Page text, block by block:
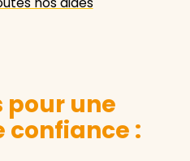
pour une
confiance :